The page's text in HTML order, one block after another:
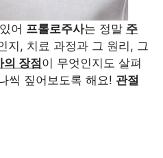
어 프롤로주사는 정말 주
지, 치료 과정과 그 원리, 그
장점 이 무엇인지도 살펴
씩 짚어보도록 해요! 관절